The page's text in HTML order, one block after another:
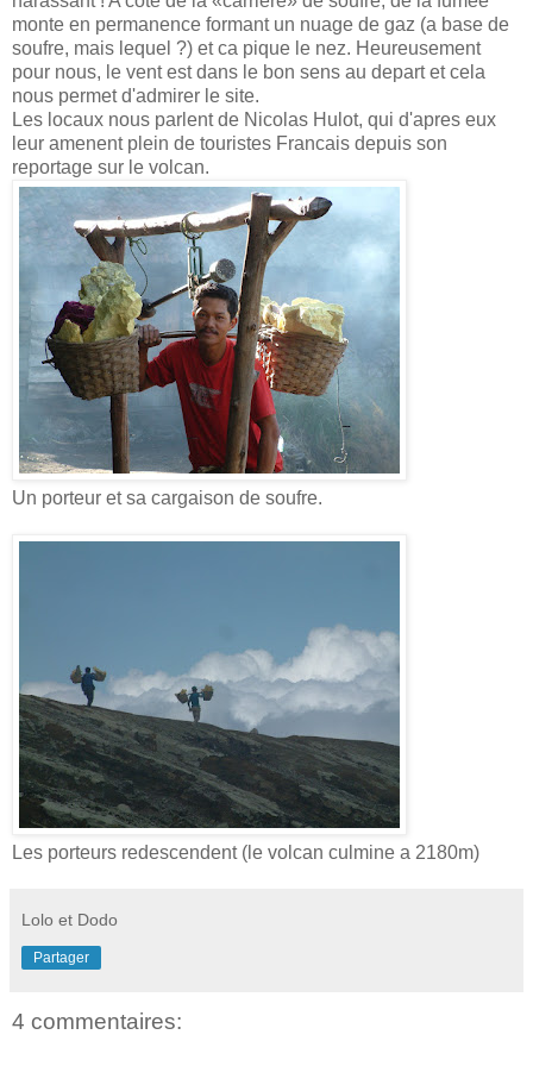
monte en permanence formant un nuage de gaz (a base de
soufre, mais lequel ?) et ca pique le nez. Heureusement
pour nous, le vent est dans le bon sens au depart et cela
nous permet d'admirer le site.
Les locaux nous parlent de Nicolas Hulot, qui d'apres eux
leur amenent plein de touristes Francais depuis son
reportage sur le volcan.
Un porteur et sa cargaison de soufre.
Les porteurs redescendent (le volcan culmine a 2180m)
Lolo et Dodo
Partager
4 commentaires: